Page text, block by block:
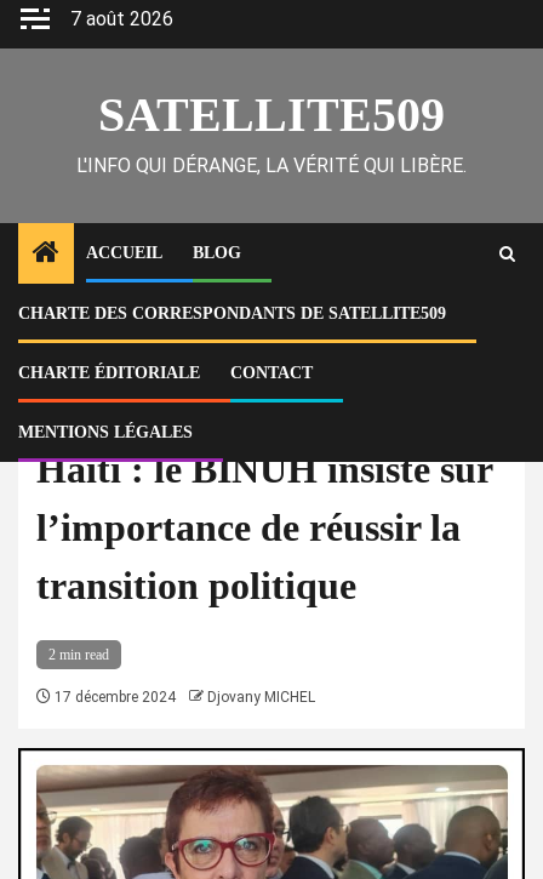
Skip
7 août 2026
SATELLITE509
L'INFO QUI DÉRANGE, LA VÉRITÉ QUI LIBÈRE.
ACCUEIL BLOG
CHARTE DES CORRESPONDANTS DE SATELLITE509
CHARTE ÉDITORIALE CONTACT
MENTIONS LÉGALES
Home
Actu
Haïti : le BINUH insiste sur l’importance de réussir la transition politique
Haïti : le BINUH insiste sur
l’importance de réussir la
transition politique
2 min read
17 décembre 2024 Djovany MICHEL